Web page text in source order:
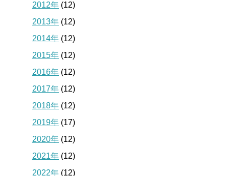
2012年 (12)
2013年 (12)
2014年 (12)
2015年 (12)
2016年 (12)
2017年 (12)
2018年 (12)
2019年 (17)
2020年 (12)
2021年 (12)
2022年 (12)